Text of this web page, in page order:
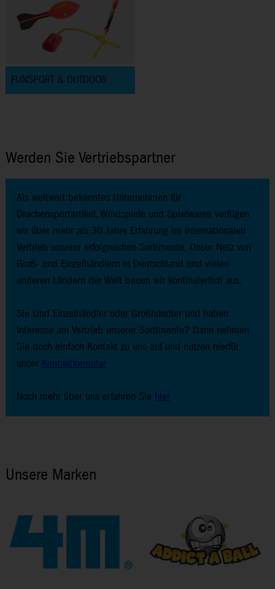
FUNSPORT & OUTDOOR
Werden Sie Vertriebspartner
Als weltweit bekanntes Unternehmen für
Drachensportartikel, Windspiele und Spielwaren verfügen
wir über mehr als 30 Jahre Erfahrung im internationalen
Vertrieb unserer erfolgreichen Sortimente. Unser Netz von
Groß- und Einzelhändlern in Deutschland und vielen
anderen Ländern der Welt bauen wir kontinuierlich aus.
Sie sind Einzelhändler oder Großhändler und haben
Interesse am Vertrieb unserer Sortimente? Dann nehmen
Sie doch einfach Kontakt zu uns auf und nutzen hierfür
unser Kontaktformular
Noch mehr über uns erfahren Sie hier
Unsere Marken